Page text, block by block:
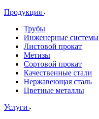
Продукция
Трубы
Инженерные системы
Листовой прокат
Метизы
Сортовой прокат
Качественные стали
Нержавеющая сталь
Цветные металлы
Услуги